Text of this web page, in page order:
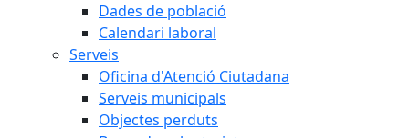
Dades de població
Calendari laboral
Serveis
Oficina d'Atenció Ciutadana
Serveis municipals
Objectes perduts